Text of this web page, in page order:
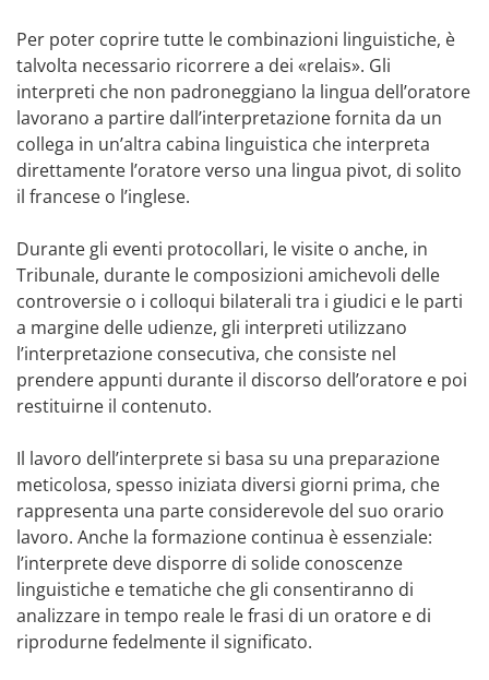
Per poter coprire tutte le combinazioni linguistiche, è
talvolta necessario ricorrere a dei «relais». Gli
interpreti che non padroneggiano la lingua dell’oratore
lavorano a partire dall’interpretazione fornita da un
collega in un’altra cabina linguistica che interpreta
direttamente l’oratore verso una lingua pivot, di solito
il francese o l’inglese.
Durante gli eventi protocollari, le visite o anche, in
Tribunale, durante le composizioni amichevoli delle
controversie o i colloqui bilaterali tra i giudici e le parti
a margine delle udienze, gli interpreti utilizzano
l’interpretazione consecutiva, che consiste nel
prendere appunti durante il discorso dell’oratore e poi
restituirne il contenuto.
Il lavoro dell’interprete si basa su una preparazione
meticolosa, spesso iniziata diversi giorni prima, che
rappresenta una parte considerevole del suo orario
lavoro. Anche la formazione continua è essenziale:
l’interprete deve disporre di solide conoscenze
linguistiche e tematiche che gli consentiranno di
analizzare in tempo reale le frasi di un oratore e di
riprodurne fedelmente il significato.